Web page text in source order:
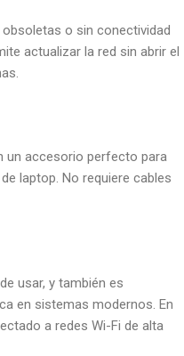
o sin conectividad
actualizar la red sin abrir el
un accesorio perfecto para
laptop. No requiere cables
usar, y también es
en sistemas modernos. En
a redes Wi-Fi de alta